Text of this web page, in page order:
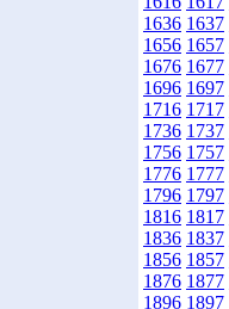
1636 1637
1656 1657
1676 1677
1696 1697
1716 1717
1736 1737
1756 1757
1776 1777
1796 1797
1816 1817
1836 1837
1856 1857
1876 1877
1896 1897